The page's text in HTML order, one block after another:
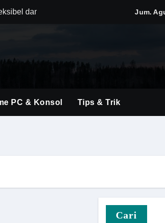
dan Powerful
Semakin Luas
Sinematik Tinggi
Pertandingan
Pro Player
Jum.
PC & Konsol Tips & Trik
Cari